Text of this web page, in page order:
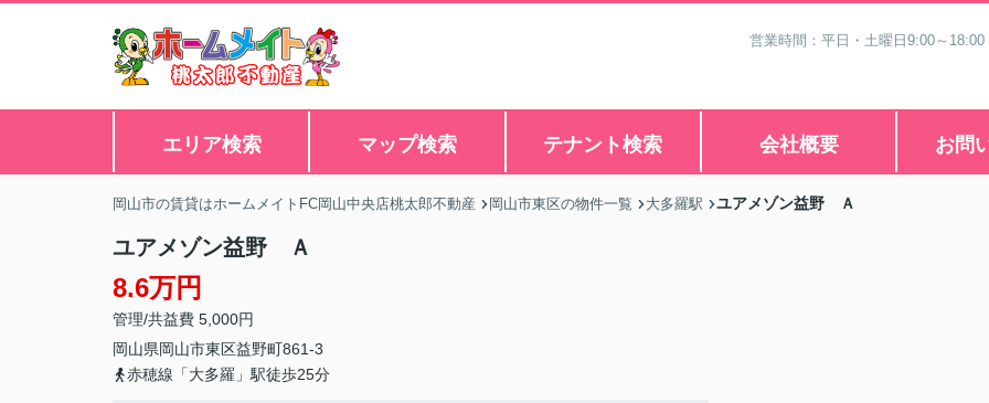
営業時間：平日・土曜日9:00～
エリア検索 マップ検索 テナント検索 会社概要 お問
岡山市の賃貸はホームメイトFC岡山中央店桃太郎不動産 岡山市東区の物件一覧 大多羅駅 ユアメゾン益野 Ａ
ユアメゾン益野 Ａ
8.6万円
管理/共益費 5,000円
岡山県岡山市東区益野町861-3
赤穂線「大多羅」駅徒歩25分